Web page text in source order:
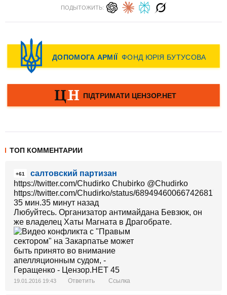
ПОДЫТОЖИТЬ:
ТОП КОММЕНТАРИИ
+61
салтовский партизан
https://twitter.com/Chudirko Chubirko ‏@Chudirko
https://twitter.com/Chudirko/status/689494600667426817
35 мин.35 минут назад
Любуйтесь. Организатор антимайдана Бевзюк, он
же владелец Хаты Магната в Драгобрате.
19.01.2016 19:43 Ответить Ссылка